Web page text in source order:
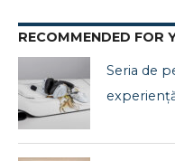
RECOMMENDED FOR
Seria de